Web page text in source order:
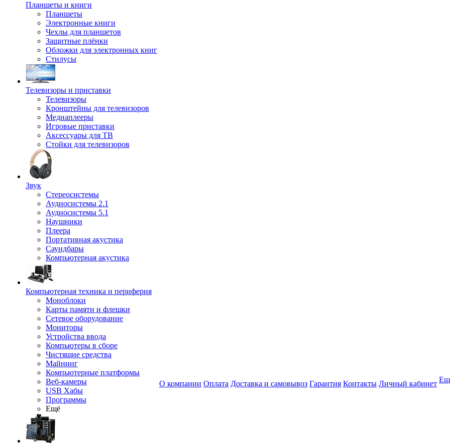
Планшеты и книги
Планшеты
Электронные книги
Чехлы для планшетов
Защитные плёнки
Обложки для электронных книг
Стилусы
Телевизоры и приставки
Телевизоры
Кронштейны для телевизоров
Медиаплееры
Игровые приставки
Аксессуары для ТВ
Стойки для телевизоров
Звук
Стереосистемы
Аудиосистемы 2.1
Аудиосистемы 5.1
Наушники
Плеера
Портативная акустика
Саундбары
Компьютерная акустика
Компьютерная техника и периферия
Моноблоки
Карты памяти и флешки
Сетевое оборудование
Мониторы
Устройства ввода
Компьютеры в сборе
Чистящие средства
Майнинг
Компьютерные платформы
Веб-камеры
USB Хабы
Программы
Ещё
О компании Оплата Доставка и самовывоз Гарантия Контакты Личный кабинет